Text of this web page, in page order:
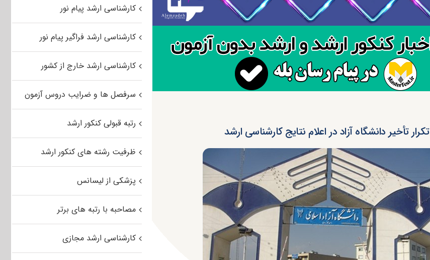
تکرار تأخیر دانشگاه آزاد در اعلام نتایج کارشناسی ارشد
کارشناسی ارشد پیام نور
کارشناسی ارشد فراگیر پیام نور
کارشناسی ارشد خارج از کشور
سرفصل ها و ضرایب دروس آزمون
رتبه قبولی کنکور ارشد
ظرفیت رشته های کنکور ارشد
پزشکی از لیسانس
مصاحبه با رتبه های برتر
کارشناسی ارشد مجازی